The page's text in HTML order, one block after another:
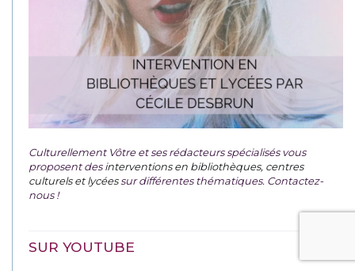
Culturellement Vôtre et ses rédacteurs spécialisés vous
proposent desinterventions en bibliothèques, centres
culturels et lycéessur différentes thématiques. Contactez-
nous !
SUR YOUTUBE